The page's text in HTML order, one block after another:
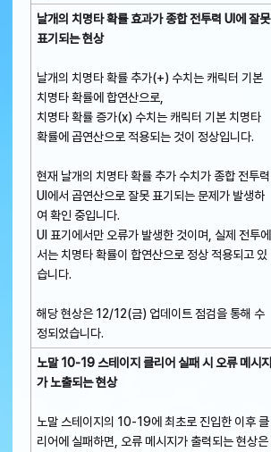
날개의 치명타 확률 효과가 종합 전투력 UI에 잘못
표기되는 현상
날개의 치명타 확률 추가(+) 수치는 캐릭터 기본
치명타 확률에 합연산으로,
치명타 확률 증가(x) 수치는 캐릭터 기본 치명타
확률에 곱연산으로 적용되는 것이 정상입니다.
현재 날개의 치명타 확률 추가 수치가 종합 전투력
UI에서 곱연산으로 잘못 표기되는 문제가 발생하
여 확인 중입니다.
UI 표기에서만 오류가 발생한 것이며, 실제 전투에
서는 치명타 확률이 합연산으로 정상 적용되고 있
습니다.
해당 현상은 12/12(금) 업데이트 점검을 통해 수
정되었습니다.
노말 10-19 스테이지 클리어 실패 시 오류 메시지
가 노출되는 현상
노말 스테이지의 10-19에 최초로 진입한 이후 클
리어에 실패하면, 오류 메시지가 출력되는 현상은